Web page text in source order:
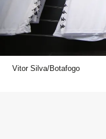
Vitor Silva/Botafogo